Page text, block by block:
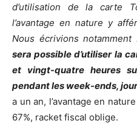
d’utilisation de la carte
l’avantage en nature y
Nous écrivions notamment
sera possible d’utiliser la
et vingt-quatre heures
pendant les week-ends,
a un an, l’avantage en
67%, racket fiscal oblige.